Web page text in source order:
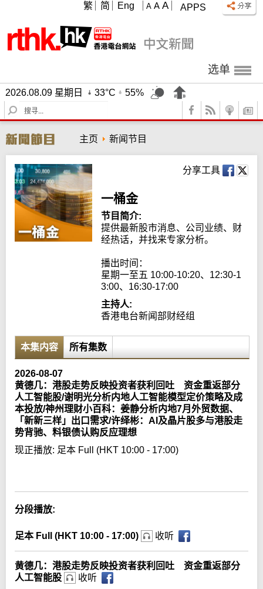
APPS
A A A
繁 简 Eng
选单
2026.08.09 星期日 33°C
55%
S
e
r
c
h
主页 新闻节目
分享工具
一桶金
节目简介:
提供最新股市消息、公司业绩、财
经热话，并找来专家分析。
播出时间：
星期一至五 10:00-10:20、12:30-1
3:00、16:30-17:00
主持人:
香港电台新闻部财经组
本集内容 所有集数
2026-08-07
黄德几：港股走势反映投资者获利回吐 资金重返部分
人工智能股/谢明光分析内地人工智能模型定价策略及成
本投放/神州理财小百科：姜静分析内地7月外贸数据、
「新新三样」出口需求/许绎彬：AI及晶片股多与港股走
势背驰、料银债认购反应理想
现正播放: 足本 Full (HKT 10:00 - 17:00)
分段播放:
足本 Full (HKT 10:00 - 17:00) 收听
黄德几：港股走势反映投资者获利回吐 资金重返部分
人工智能股
收听